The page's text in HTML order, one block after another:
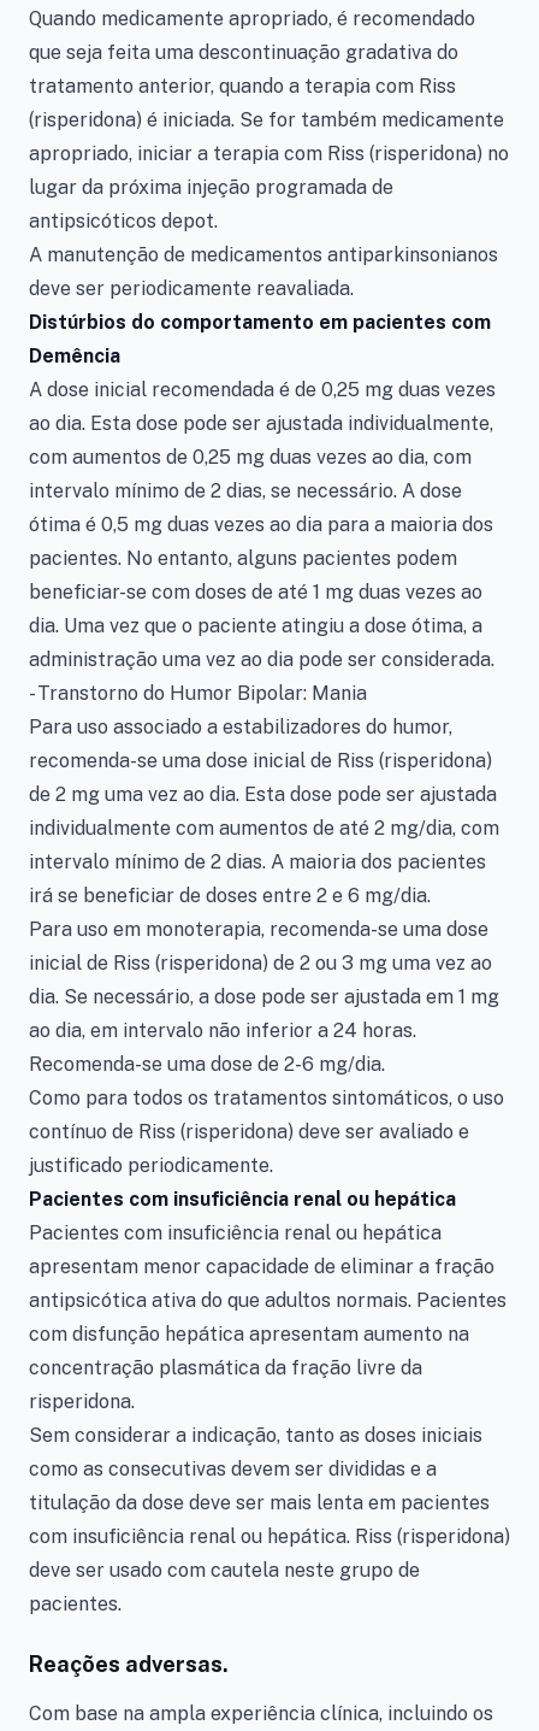
Quando medicamente apropriado, é recomendado
que seja feita uma descontinuação gradativa do
tratamento anterior, quando a terapia com Riss
(risperidona) é iniciada. Se for também medicamente
apropriado, iniciar a terapia com Riss (risperidona) no
lugar da próxima injeção programada de
antipsicóticos depot.
A manutenção de medicamentos antiparkinsonianos
deve ser periodicamente reavaliada.
Distúrbios do comportamento em pacientes com
Demência
A dose inicial recomendada é de 0,25 mg duas vezes
ao dia. Esta dose pode ser ajustada individualmente,
com aumentos de 0,25 mg duas vezes ao dia, com
intervalo mínimo de 2 dias, se necessário. A dose
ótima é 0,5 mg duas vezes ao dia para a maioria dos
pacientes. No entanto, alguns pacientes podem
beneficiar-se com doses de até 1 mg duas vezes ao
dia. Uma vez que o paciente atingiu a dose ótima, a
administração uma vez ao dia pode ser considerada.
- Transtorno do Humor Bipolar: Mania
Para uso associado a estabilizadores do humor,
recomenda-se uma dose inicial de Riss (risperidona)
de 2 mg uma vez ao dia. Esta dose pode ser ajustada
individualmente com aumentos de até 2 mg/dia, com
intervalo mínimo de 2 dias. A maioria dos pacientes
irá se beneficiar de doses entre 2 e 6 mg/dia.
Para uso em monoterapia, recomenda-se uma dose
inicial de Riss (risperidona) de 2 ou 3 mg uma vez ao
dia. Se necessário, a dose pode ser ajustada em 1 mg
ao dia, em intervalo não inferior a 24 horas.
Recomenda-se uma dose de 2-6 mg/dia.
Como para todos os tratamentos sintomáticos, o uso
contínuo de Riss (risperidona) deve ser avaliado e
justificado periodicamente.
Pacientes com insuficiência renal ou hepática
Pacientes com insuficiência renal ou hepática
apresentam menor capacidade de eliminar a fração
antipsicótica ativa do que adultos normais. Pacientes
com disfunção hepática apresentam aumento na
concentração plasmática da fração livre da
risperidona.
Sem considerar a indicação, tanto as doses iniciais
como as consecutivas devem ser divididas e a
titulação da dose deve ser mais lenta em pacientes
com insuficiência renal ou hepática. Riss (risperidona)
deve ser usado com cautela neste grupo de
pacientes.
Reações adversas.
Com base na ampla experiência clínica, incluindo os